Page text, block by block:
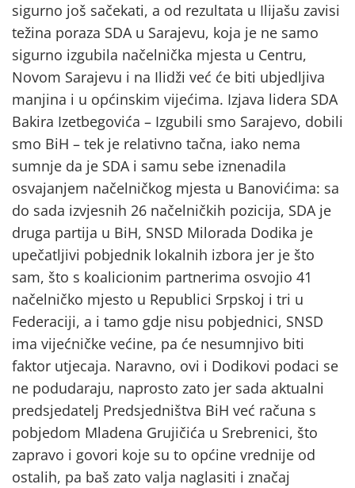
sigurno još sačekati, a od rezultata u Ilijašu zavisi
težina poraza SDA u Sarajevu, koja je ne samo
sigurno izgubila načelnička mjesta u Centru,
Novom Sarajevu i na Ilidži već će biti ubjedljiva
manjina i u općinskim vijećima. Izjava lidera SDA
Bakira Izetbegovića – Izgubili smo Sarajevo, dobili
smo BiH – tek je relativno tačna, iako nema
sumnje da je SDA i samu sebe iznenadila
osvajanjem načelničkog mjesta u Banovićima: sa
do sada izvjesnih 26 načelničkih pozicija, SDA je
druga partija u BiH, SNSD Milorada Dodika je
upečatljivi pobjednik lokalnih izbora jer je što
sam, što s koalicionim partnerima osvojio 41
načelničko mjesto u Republici Srpskoj i tri u
Federaciji, a i tamo gdje nisu pobjednici, SNSD
ima vijećničke većine, pa će nesumnjivo biti
faktor utjecaja. Naravno, ovi i Dodikovi podaci se
ne podudaraju, naprosto zato jer sada aktualni
predsjedatelj Predsjedništva BiH već računa s
pobjedom Mladena Grujičića u Srebrenici, što
zapravo i govori koje su to općine vrednije od
ostalih, pa baš zato valja naglasiti i značaj